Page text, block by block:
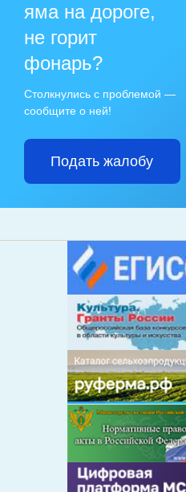
яма на дороге,
не горит
фонарь?
Столкнулись с проблемой —
сообщите о ней!
Подать жалобу